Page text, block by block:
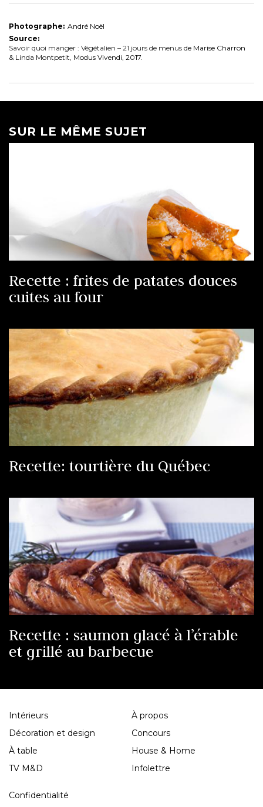
Photographe: André Noël
Source:
Savoir quoi manger : Végétalien – 21 jours de menus de Marise Charron
& Linda Montpetit, Modus Vivendi, 2017.
SUR LE MÊME SUJET
Recette : frites de patates douces
cuites au four
Recette: tourtière du Québec
Recette : saumon glacé à l’érable
et grillé au barbecue
Intérieurs
Décoration et design
À table
TV M&D
À propos
Concours
House & Home
Infolettre
Confidentialité